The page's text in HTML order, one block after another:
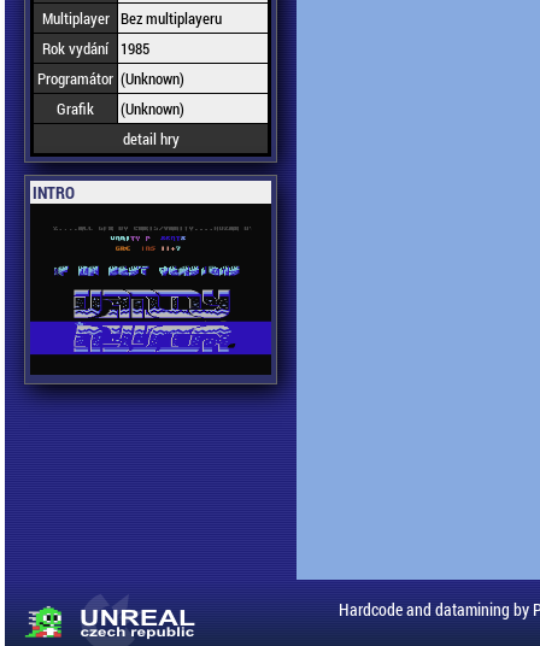
Multiplayer Bez multiplayeru
Rok vydání
1985
Programátor (Unknown)
Grafik
(Unknown)
detail hry
INTRO
Hardcode and datamining by